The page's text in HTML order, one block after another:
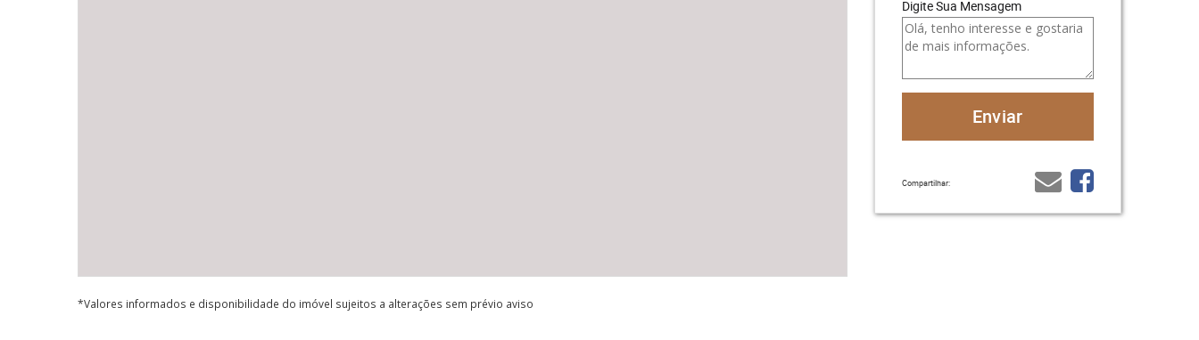
Digite Sua Mensagem
Compartilhar:
*Valores informados e disponibilidade do imóvel sujeitos a alterações sem prévio aviso